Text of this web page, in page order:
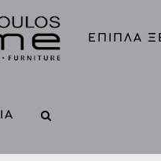
ΕΠΙΠΛΑ